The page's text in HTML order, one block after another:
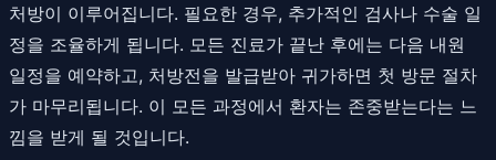
처방이 이루어집니다. 필요한 경우, 추가적인 검사나 수술 일
정을 조율하게 됩니다. 모든 진료가 끝난 후에는 다음 내원
일정을 예약하고, 처방전을 발급받아 귀가하면 첫 방문 절차
가 마무리됩니다. 이 모든 과정에서 환자는 존중받는다는 느
낌을 받게 될 것입니다.